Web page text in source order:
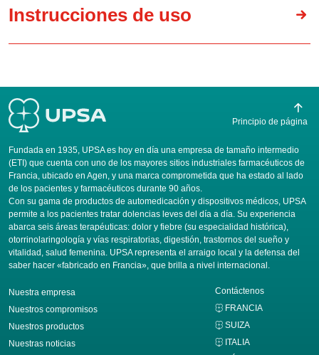
Instrucciones de uso
Fundada en 1935, UPSA es hoy en día una empresa de tamaño intermedio
(ETI) que cuenta con uno de los mayores sitios industriales farmacéuticos de
Francia, ubicado en Agen, y una marca comprometida que ha estado al lado
de los pacientes y farmacéuticos durante 90 años.
Con su gama de productos de automedicación y dispositivos médicos, UPSA
permite a los pacientes tratar dolencias leves del día a día. Su experiencia
abarca seis áreas terapéuticas: dolor y fiebre (su especialidad histórica),
otorrinolaringología y vías respiratorias, digestión, trastornos del sueño y
vitalidad, salud femenina. UPSA representa el arraigo local y la defensa del
saber hacer «fabricado en Francia», que brilla a nivel internacional.
Nuestra empresa
Nuestros compromisos
Nuestros productos
Nuestras noticias
Contáctenos
FRANCIA
SUIZA
ITALIA
Principio de página